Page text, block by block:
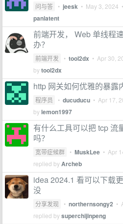
问与答 • jeesk • May 3, 2024
panlatent
前端开发， Web 单线程
办？
前端开发 • tool2dx • Apr 30,
bytool2dx
http 网关如何优雅的暴露
程序员 • ducuducu • Apr 17,
bylemon1997
有什么工具可以把 tcp 流
吗？
宽带症候群 • MuskLee • Apr
replied byArcheb
idea 2024.1 看可以下载
没
分享发现 • northernsongy2 •
replied bysuperchijinpeng